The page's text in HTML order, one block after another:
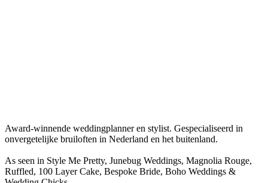
Award-winnende weddingplanner en stylist. Gespecialiseerd in
onvergetelijke bruiloften in Nederland en het buitenland.
As seen in Style Me Pretty, Junebug Weddings, Magnolia Rouge,
Ruffled, 100 Layer Cake, Bespoke Bride, Boho Weddings &